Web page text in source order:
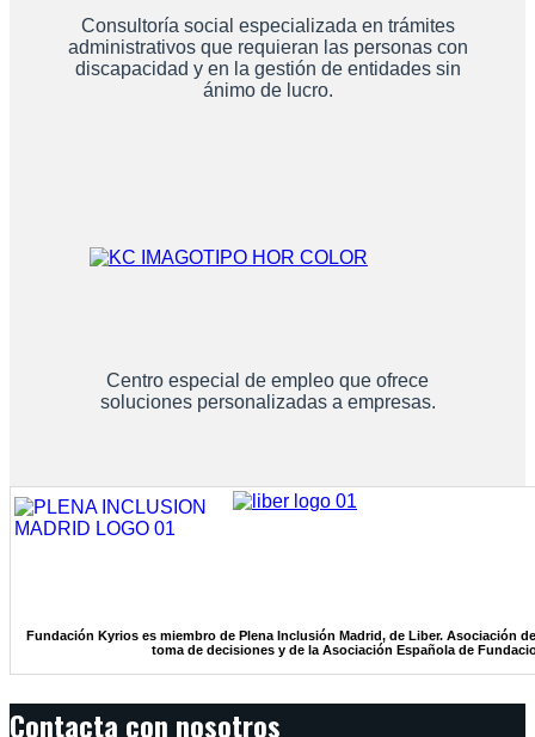
Consultoría social especializada en trámites
administrativos que requieran las personas con
discapacidad y en la gestión de entidades sin
ánimo de lucro.
Centro especial de empleo que ofrece
soluciones personalizadas a empresas.
Fundación Kyrios es miembro de Plena Inclusión Madrid, de Liber. Asociación
toma de decisiones y de la Asociación Española de
Contacta con nosotros